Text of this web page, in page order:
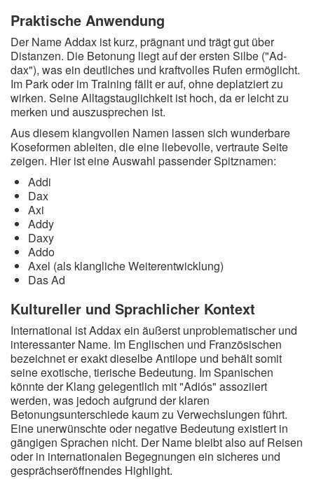
Praktische Anwendung
Der Name Addax ist kurz, prägnant und trägt gut über
Distanzen. Die Betonung liegt auf der ersten Silbe ("Ad-
dax"), was ein deutliches und kraftvolles Rufen ermöglicht.
Im Park oder im Training fällt er auf, ohne deplatziert zu
wirken. Seine Alltagstauglichkeit ist hoch, da er leicht zu
merken und auszusprechen ist.
Aus diesem klangvollen Namen lassen sich wunderbare
Koseformen ableiten, die eine liebevolle, vertraute Seite
zeigen. Hier ist eine Auswahl passender Spitznamen:
Addi
Dax
Axi
Addy
Daxy
Addo
Axel (als klangliche Weiterentwicklung)
Das Ad
Kultureller und Sprachlicher Kontext
International ist Addax ein äußerst unproblematischer und
interessanter Name. Im Englischen und Französischen
bezeichnet er exakt dieselbe Antilope und behält somit
seine exotische, tierische Bedeutung. Im Spanischen
könnte der Klang gelegentlich mit "Adiós" assoziiert
werden, was jedoch aufgrund der klaren
Betonungsunterschiede kaum zu Verwechslungen führt.
Eine unerwünschte oder negative Bedeutung existiert in
gängigen Sprachen nicht. Der Name bleibt also auf Reisen
oder in internationalen Begegnungen ein sicheres und
gesprächseröffnendes Highlight.